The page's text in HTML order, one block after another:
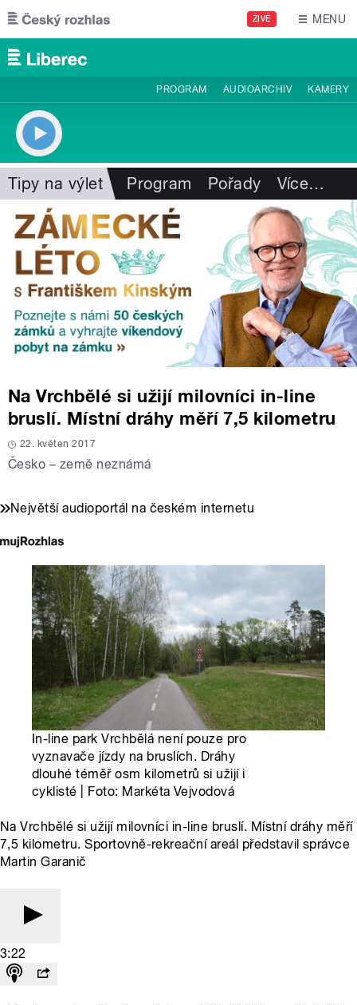
Přejít k hlavnímu obsahu
ŽIVĚ MENU
PROGRAM AUDIOARCHIV KAMERY
Tipy na výlet Program Pořady Více…
Na Vrchbělé si užijí milovníci in-line
bruslí. Místní dráhy měří 7,5 kilometru
22. květen 2017
Česko – země neznámá
Největší audioportál na českém internetu
In-line park Vrchbělá není pouze pro
vyznavače jízdy na bruslích. Dráhy
dlouhé téměř osm kilometrů si užijí i
cyklisté | Foto: Markéta Vejvodová
Na Vrchbělé si užijí milovníci in-line bruslí. Místní dráhy měří
7,5 kilometru. Sportovně-rekreační areál představil správce
Martin Garanič
3:22